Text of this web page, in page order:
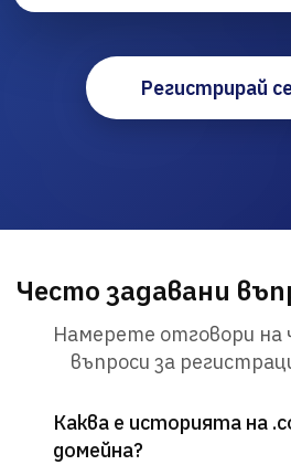
Регистрирай
Често задавани
Намерете отговори на
въпроси за
Каква е историята на
домейна?